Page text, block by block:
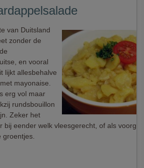
van Duitsland
zonder de
en vooral
lijkt allesbehalve
mayonaise.
erg vol maar
rundsbouillon
Zeker het
bij eender welk vleesgerecht, of als